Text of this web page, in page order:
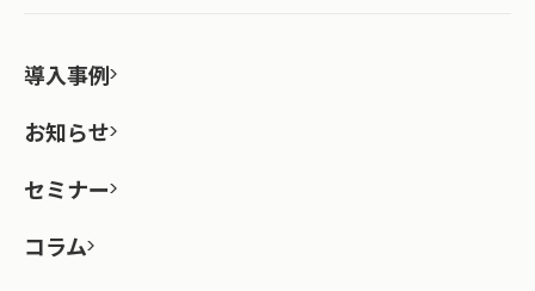
導入事例
お知らせ
セミナー
コラム